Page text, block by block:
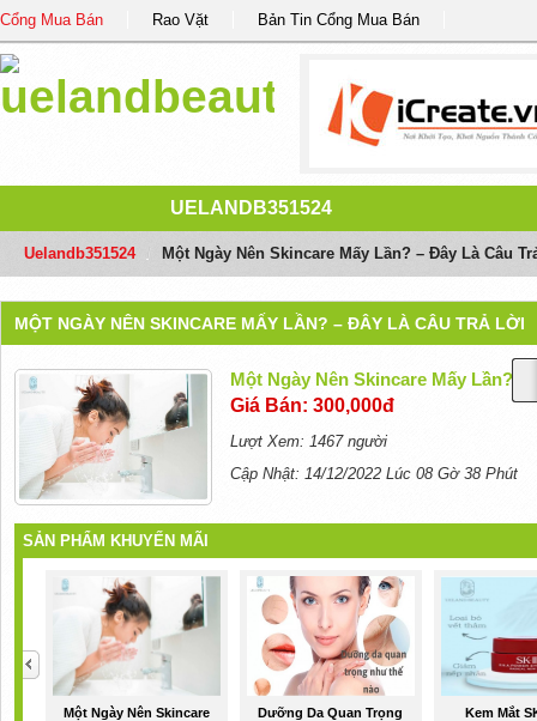
Cổng Mua Bán Rao Vặt Bản Tin Cổng Mua Bán
UELANDB351524
Uelandb351524 Một Ngày Nên Skincare Mấy Lần? – Đây Là Câu
MỘT NGÀY NÊN SKINCARE MẤY LẦN? – ĐÂY LÀ CÂU TRẢ LỜI
Một Ngày Nên Skincare Mấy Lần? –
Giá Bán: 300,000đ
Lượt Xem: 1467 người
Cập Nhật: 14/12/2022 Lúc 08 Gờ 38 Phút
SẢN PHẨM KHUYẾN MÃI
Một Ngày Nên Skincare
Dưỡng Da Quan Trọng
Kem Mắt